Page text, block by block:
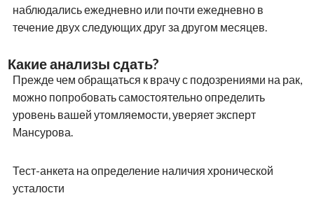
наблюдались ежедневно или почти ежедневно в
течение двух следующих друг за другом месяцев.
Какие анализы сдать?
Прежде чем обращаться к врачу с подозрениями на рак,
можно попробовать самостоятельно определить
уровень вашей утомляемости, уверяет эксперт
Мансурова.
Тест-анкета на определение наличия хронической
усталости